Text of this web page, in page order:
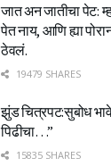
जात अन जातीचा पेट:
पेत नाय, आणि ह्या
ठेवलं.
19479 SHARES
झुंड चित्रपट:सुबोध
पिढीचा…”
15835 SHARES